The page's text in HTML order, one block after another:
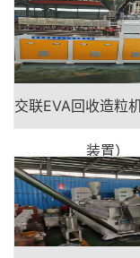
交联EVA回收造粒
装置）